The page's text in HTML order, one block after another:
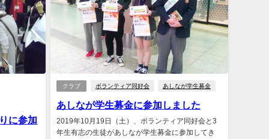
に参加
クラブ ボランティア同好会 あしなが学生募金
あしなが学生募金に参加しました
2019年10月19日（土）、ボランティア同好会と3
年生有志の生徒があしなが学生募金に参加してき